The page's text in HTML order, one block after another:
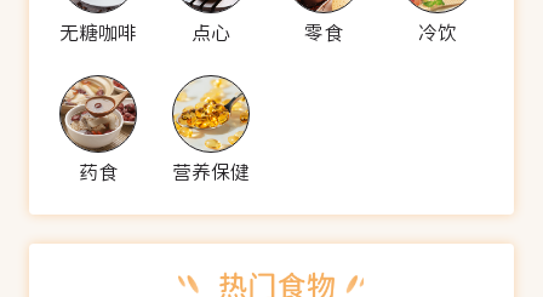
无糖咖啡 点心 零食 冷饮
药食 营养保健